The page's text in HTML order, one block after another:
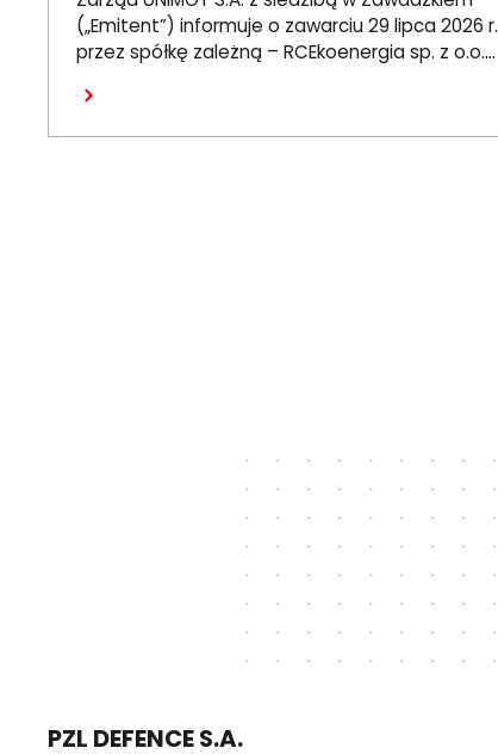
sprzedaż ciepła do miasta
Czechowice-Dziedzice
(„Emitent”) informuje o zawarciu 29 lipca 2026 r.
przez spółkę zależną – RCEkoenergia sp. z o.o.
Przedsiębiorstwem Inżynierii Miejskiej sp. z o.o. z
siedzibą w Czechowicach-Dziedzicach („PIM”),
PZL DEFENCE S.A.